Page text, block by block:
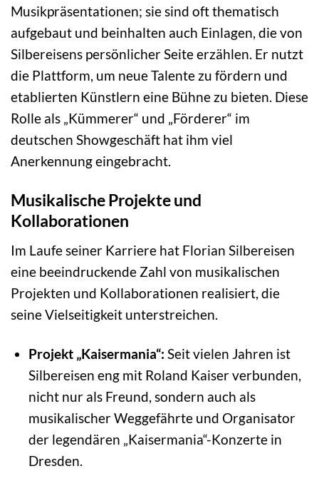
Musikpräsentationen; sie sind oft thematisch
aufgebaut und beinhalten auch Einlagen, die von
Silbereisens persönlicher Seite erzählen. Er nutzt
die Plattform, um neue Talente zu fördern und
etablierten Künstlern eine Bühne zu bieten. Diese
Rolle als „Kümmerer“ und „Förderer“ im
deutschen Showgeschäft hat ihm viel
Anerkennung eingebracht.
Musikalische Projekte und
Kollaborationen
Im Laufe seiner Karriere hat Florian Silbereisen
eine beeindruckende Zahl von musikalischen
Projekten und Kollaborationen realisiert, die
seine Vielseitigkeit unterstreichen.
Projekt „Kaisermania“: Seit vielen Jahren ist
Silbereisen eng mit Roland Kaiser verbunden,
nicht nur als Freund, sondern auch als
musikalischer Weggefährte und Organisator
der legendären „Kaisermania“-Konzerte in
Dresden.